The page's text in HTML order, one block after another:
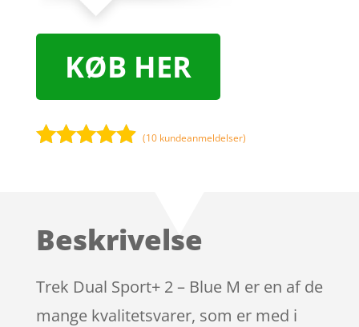
KØB HER
kundebedø
(10 kundeanmeldelser)
Beskrivelse
Trek Dual Sport+ 2 – Blue M er en af de
mange kvalitetsvarer, som er med i